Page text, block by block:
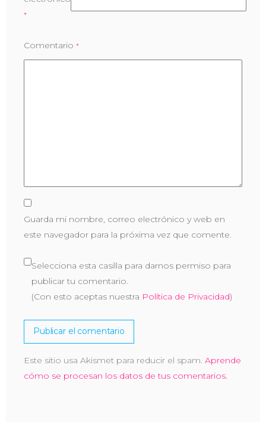
*
Comentario *
Guarda mi nombre, correo electrónico y web en
este navegador para la próxima vez que comente.
Selecciona esta casilla para darnos permiso para
publicar tu comentario.
(Con esto aceptas nuestra Política de Privacidad)
Este sitio usa Akismet para reducir el spam. Aprende
cómo se procesan los datos de tus comentarios.